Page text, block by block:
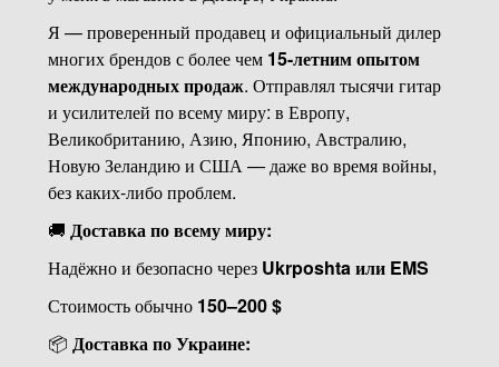
Я — проверенный продавец и официальный дилер
многих брендов с более чем 15-летним опытом
международных продаж. Отправлял тысячи гитар
и усилителей по всему миру: в Европу,
Великобританию, Азию, Японию, Австралию,
Новую Зеландию и США — даже во время войны,
без каких-либо проблем.
🚚 Доставка по всему миру:
Надёжно и безопасно через Ukrposhta или EMS
Стоимость обычно 150–200 $
📦 Доставка по Украине: